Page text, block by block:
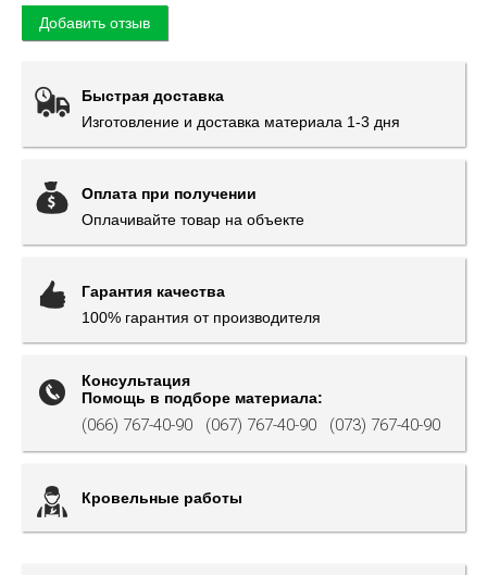
Добавить отзыв
Быстрая доставка
Изготовление и доставка материала 1-3 дня
Оплата при получении
Оплачивайте товар на объекте
Гарантия качества
100% гарантия от производителя
Консультация
Помощь в подборе материала:
(066) 767-40-90 (067) 767-40-90 (073) 767-40-90
Кровельные работы